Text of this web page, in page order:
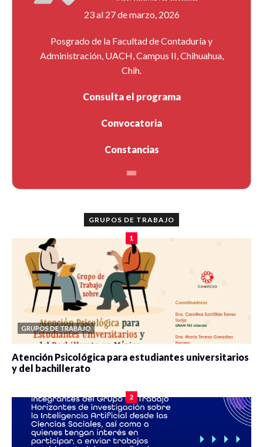
23 al 27 de marzo, 2026
Posgrado de la Facultad de Contaduría y
Administración, UACH, Campus II, Chihuahua,
Chih.
Consulta el programa
Convocatoria
Constancias
GRUPOS DE TRABAJO
1
GRUPOS DE TRABAJO
Atención Psicológica para estudiantes universitarios
y del bachillerato
2